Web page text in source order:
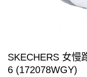
SKECHERS 女慢
6 (172078WGY)